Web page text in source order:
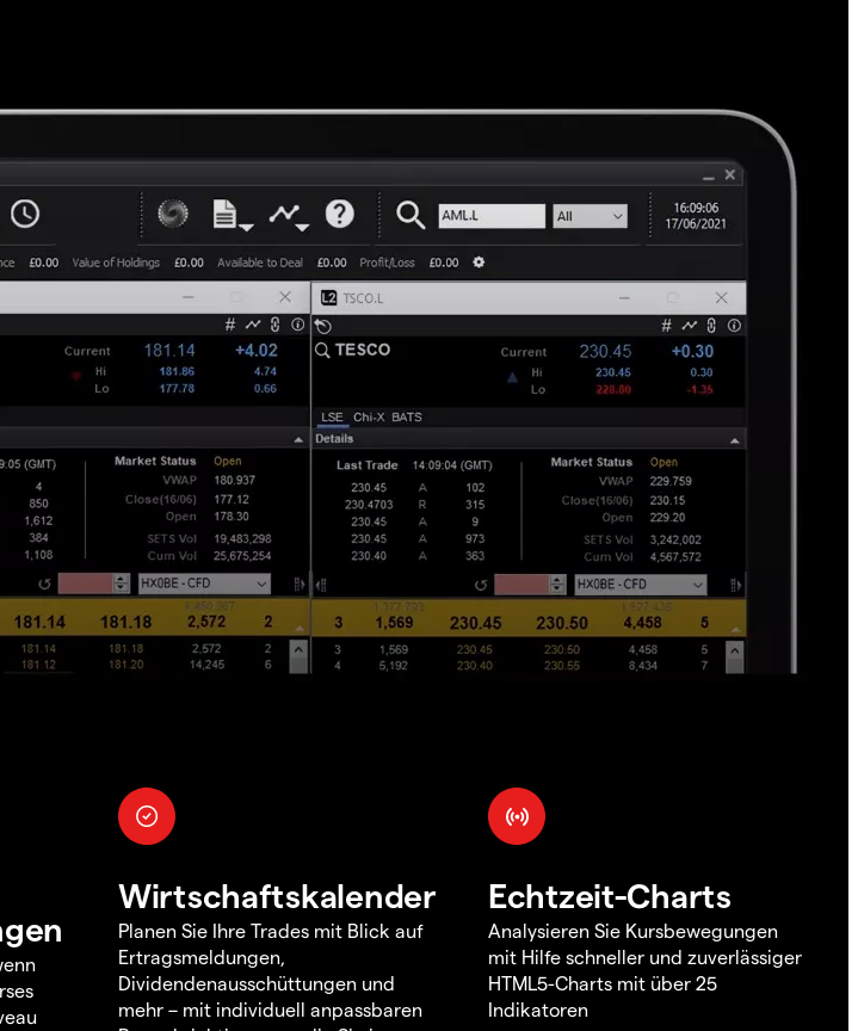
Wirtschaftskalender
Planen Sie Ihre Trades mit Blick auf
Ertragsmeldungen,
Dividendenausschüttungen und
mehr – mit individuell anpassbaren
Echtzeit-Charts
Analysieren Sie Kursbewegungen
mit Hilfe schneller und zuverlässiger
HTML5-Charts mit über 25
Indikatoren